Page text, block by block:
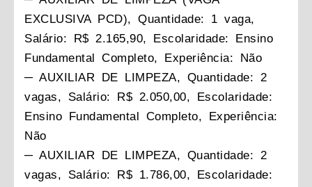
EXCLUSIVA PCD), Quantidade: 1 vaga,
Salário: R$ 2.165,90, Escolaridade: Ensino
Fundamental Completo, Experiência: Não
─ AUXILIAR DE LIMPEZA, Quantidade: 2
vagas, Salário: R$ 2.050,00, Escolaridade:
Ensino Fundamental Completo, Experiência:
Não
─ AUXILIAR DE LIMPEZA, Quantidade: 2
vagas, Salário: R$ 1.786,00, Escolaridade: